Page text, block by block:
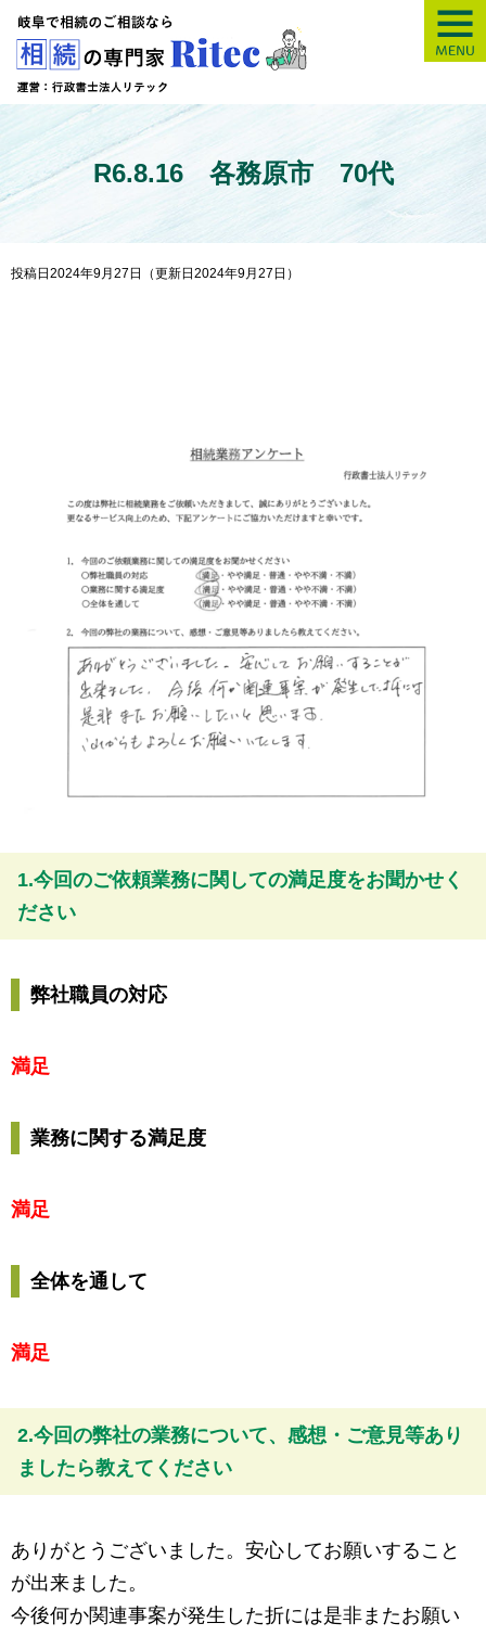
【岐阜】相続の
R6.8.16 各務原市 70代
投稿日2024年9月27日 （更新日2024年9月27日）
1.今回のご依頼業務に関しての満足度をお聞かせく
ださい
弊社職員の対応
満足
業務に関する満足度
満足
全体を通して
満足
2.今回の弊社の業務について、感想・ご意見等あり
ましたら教えてください
ありがとうございました。安心してお願いすること
が出来ました。
今後何か関連事案が発生した折には是非またお願い